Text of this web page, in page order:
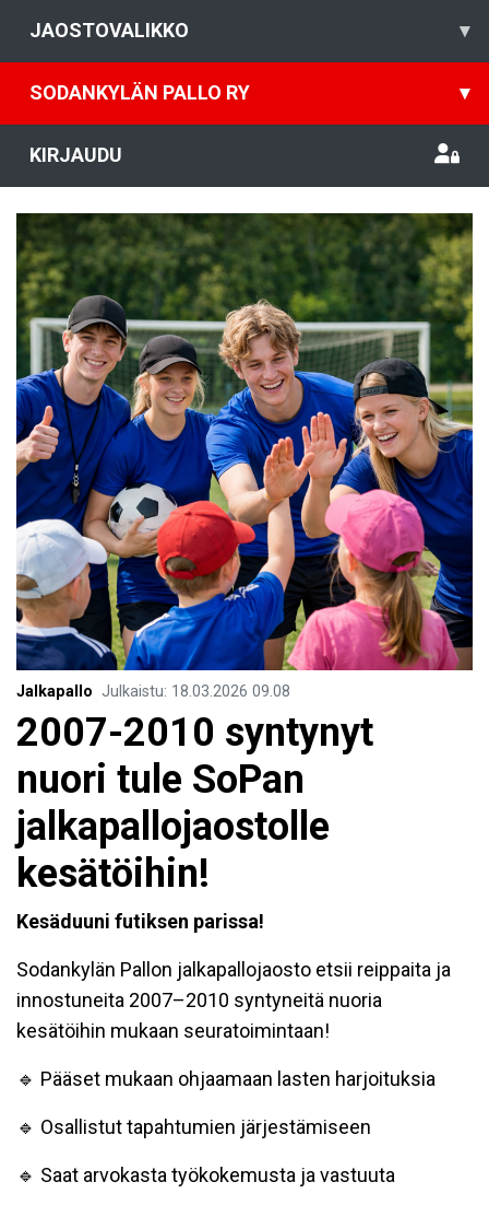
JAOSTOVALIKKO ▾
SODANKYLÄN PALLO RY ▾
KIRJAUDU
Jalkapallo Julkaistu: 18.03.2026 09.08
2007-2010 syntynyt
nuori tule SoPan
jalkapallojaostolle
kesätöihin!
Kesäduuni futiksen parissa!
Sodankylän Pallon jalkapallojaosto etsii reippaita ja
innostuneita 2007–2010 syntyneitä nuoria
kesätöihin mukaan seuratoimintaan!
🔹 Pääset mukaan ohjaamaan lasten harjoituksia
🔹 Osallistut tapahtumien järjestämiseen
🔹 Saat arvokasta työkokemusta ja vastuuta